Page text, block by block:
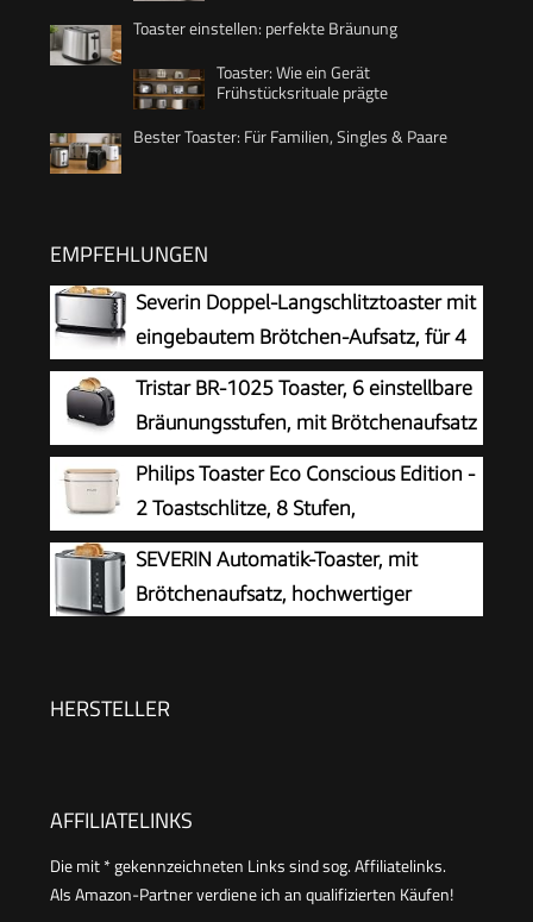
Toaster einstellen: perfekte Bräunung
Toaster: Wie ein Gerät
Frühstücksrituale prägte
Bester Toaster: Für Familien, Singles & Paare
EMPFEHLUNGEN
Severin Doppel-Langschlitztoaster mit
eingebautem Brötchen-Aufsatz, für 4
Brotscheiben, Brotscheibenzentrierung,
Aufwärm- und Defroster-Stufe, Edelstahl
gebürstet, schwarz, 1.400 W, AT 2509
Tristar BR-1025 Toaster, 6 einstellbare
Bräunungsstufen, mit Brötchenaufsatz
und herausnehmbarem Krümelfach
Philips Toaster Eco Conscious Edition -
2 Toastschlitze, 8 Stufen,
Brötchenaufsatz, Auftaufunktion,
hergestellt aus Altspeiseöl, seidenweiß-matt
(HD2640/10)
SEVERIN Automatik-Toaster, mit
Brötchenaufsatz, hochwertiger
HERSTELLER
AFFILIATELINKS
Die mit * gekennzeichneten Links sind sog. Affiliatelinks.
Als Amazon-Partner verdiene ich an qualifizierten Käufen!